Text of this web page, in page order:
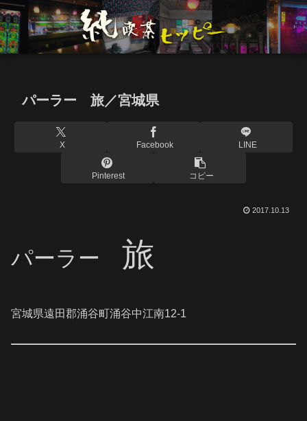
パーラー 旅／宮城県
X Facebook LINE
Pinterest コピー
2017.10.13
パーラー 旅
宮城県遠田郡涌谷町涌谷中江南12-1